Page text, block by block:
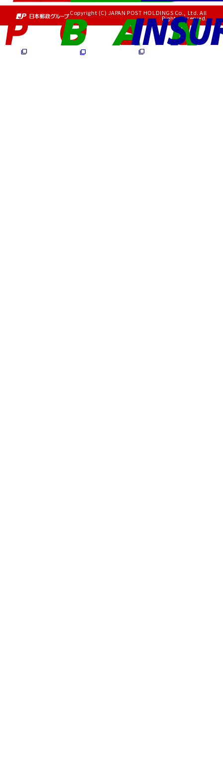
Copyright (C) JAPAN POST HOLDINGS Co., Ltd. All
Rights Reserved.